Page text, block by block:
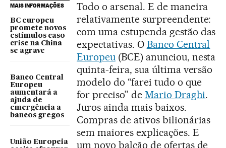
MAIS INFORMAÇÕES
BC europeu
promete novos
estímulos caso
crise na China
se agrave
Banco Central
Europeu
aumentará a
ajuda de
emergência a
bancos gregos
União Europeia
Todo o arsenal. E de maneira
relativamente surpreendente:
com uma estupenda gestão das
expectativas. O Banco Central
Europeu(BCE) anunciou, nesta
quinta-feira, sua última versão
modelo do “farei tudo o que
for preciso” de Mario Draghi.
Juros ainda mais baixos.
Compras de ativos bilionárias
sem maiores explicações. E
um novo balcão de ofertas de